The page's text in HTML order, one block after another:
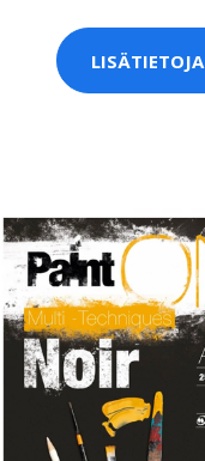
LISÄTIETOJA